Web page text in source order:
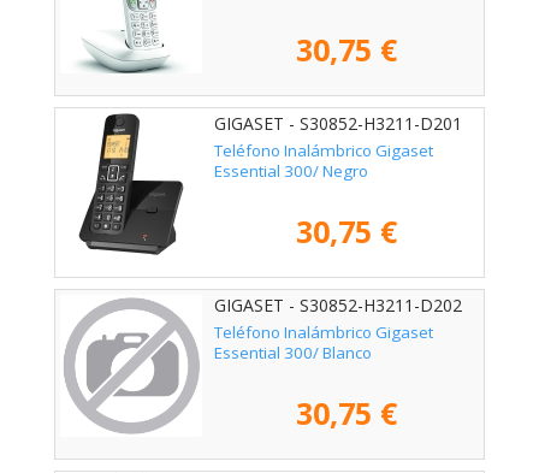
30,75 €
GIGASET - S30852-H3211-D201
Teléfono Inalámbrico Gigaset
Essential 300/ Negro
30,75 €
GIGASET - S30852-H3211-D202
Teléfono Inalámbrico Gigaset
Essential 300/ Blanco
30,75 €